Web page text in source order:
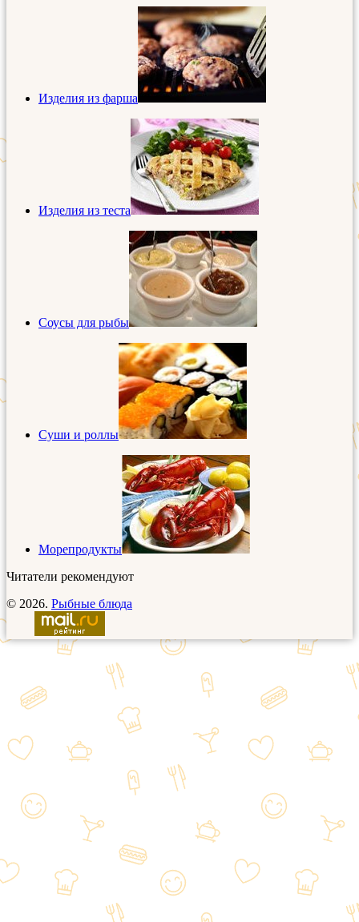
Изделия из фарша
Изделия из теста
Соусы для рыбы
Суши и роллы
Морепродукты
Читатели рекомендуют
© 2026. Рыбные блюда